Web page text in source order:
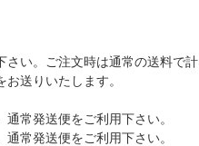
さい。ご注文時は通常の送料で計
送りいたします。
常発送便をご利用下さい。
常発送便をご利用下さい。